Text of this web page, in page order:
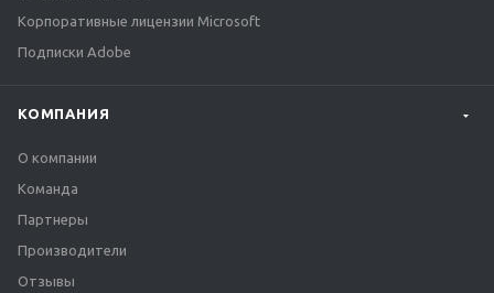
Корпоративные лицензии Microsoft
Подписки Adobe
КОМПАНИЯ
О компании
Команда
Партнеры
Производители
Отзывы